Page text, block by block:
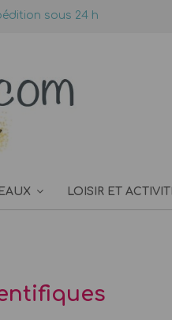
sous 24 h
LOISIR ET